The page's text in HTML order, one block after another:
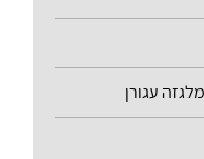
עגורן